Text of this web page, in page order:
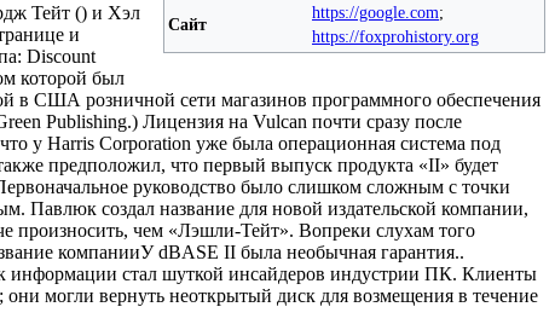
Сайт
https://google.com;
https://foxprohistory.org
Тейт () и Хэл
и
Discount
которой был
в США розничной сети магазинов программного обеспечения
Publishing.) Лицензия на Vulcan почти сразу после
у Harris Corporation уже была операционная система под
предположил, что первый выпуск продукта «II» будет
руководство было слишком сложным с точки
Павлюк создал название для новой издательской компании,
чем «Лэшли-Тейт». Вопреки слухам того
компанииУ dBASE II была необычная гарантия..
информации стал шуткой инсайдеров индустрии ПК. Клиенты
могли вернуть неоткрытый диск для возмещения в течение